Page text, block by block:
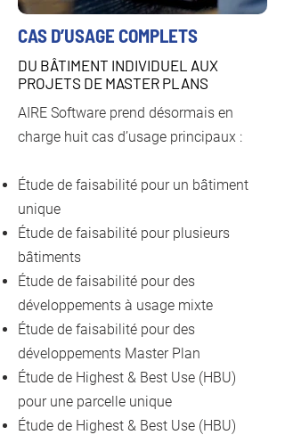
CAS D’USAGE COMPLETS
DU BÂTIMENT INDIVIDUEL AUX
PROJETS DE MASTER PLANS
AIRE Software prend désormais en
charge huit cas d’usage principaux :
Étude de faisabilité pour un bâtiment
unique
Étude de faisabilité pour plusieurs
bâtiments
Étude de faisabilité pour des
développements à usage mixte
Étude de faisabilité pour des
développements Master Plan
Étude de Highest & Best Use (HBU)
pour une parcelle unique
Étude de Highest & Best Use (HBU)